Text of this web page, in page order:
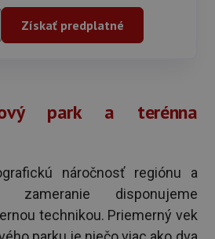
Získať predplatné
park a terénna
náročnosť regiónu a
zameranie disponujeme
technikou. Priemerný vek